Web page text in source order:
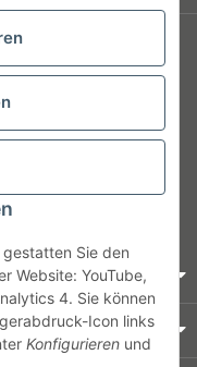
gestatten Sie den
Website: YouTube,
4. Sie können
Icon links
Konfigurieren und